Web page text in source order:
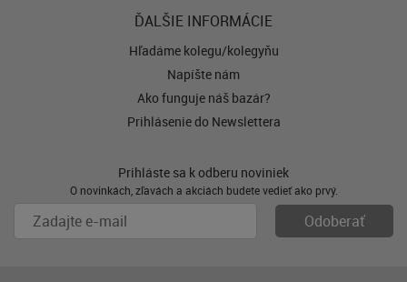
ĎALŠIE INFORMÁCIE
Hľadáme kolegu/kolegyňu
Napíšte nám
Ako funguje náš bazár?
Prihlásenie do Newslettera
Prihláste sa k odberu noviniek
O novinkách, zľavách a akciách budete vedieť ako prvý.